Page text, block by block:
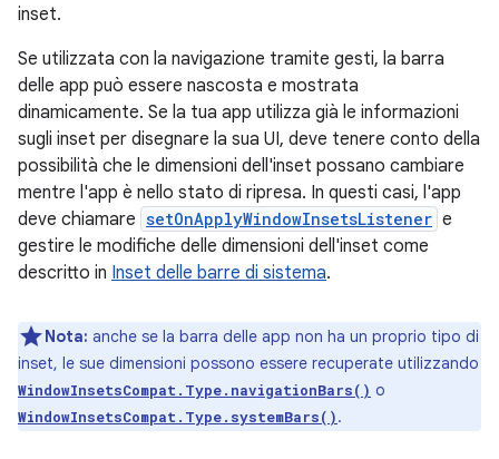
inset.
Se utilizzata con la navigazione tramite gesti, la barra
delle app può essere nascosta e mostrata
dinamicamente. Se la tua app utilizza già le informazioni
sugli inset per disegnare la sua UI, deve tenere conto della
possibilità che le dimensioni dell'inset possano cambiare
mentre l'app è nello stato di ripresa. In questi casi, l'app
deve chiamare setOnApplyWindowInsetsListener e
gestire le modifiche delle dimensioni dell'inset come
descritto in Inset delle barre di sistema.
Nota: anche se la barra delle app non ha un proprio tipo di
inset, le sue dimensioni possono essere recuperate utilizzando
WindowInsetsCompat.Type.navigationBars() o
WindowInsetsCompat.Type.systemBars().